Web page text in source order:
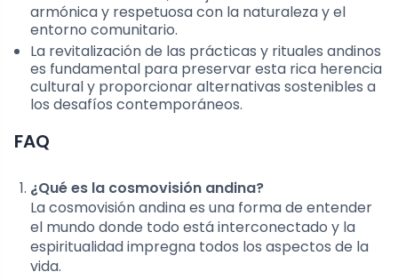
armónica y respetuosa con la naturaleza y el
entorno comunitario.
La revitalización de las prácticas y rituales andinos
es fundamental para preservar esta rica herencia
cultural y proporcionar alternativas sostenibles a
los desafíos contemporáneos.
FAQ
¿Qué es la cosmovisión andina?
La cosmovisión andina es una forma de entender
el mundo donde todo está interconectado y la
espiritualidad impregna todos los aspectos de la
vida.